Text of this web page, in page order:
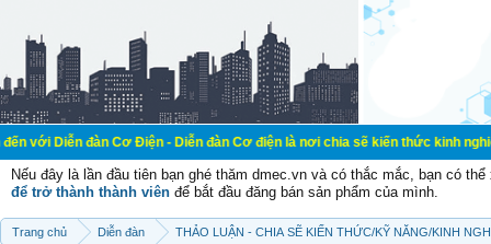
đàn Cơ Điện - Diễn đàn Cơ điện là nơi chia sẽ kiến thức kinh nghiệm
Nếu đây là lần đầu tiên bạn ghé thăm dmec.vn và có thắc mắc, bạn có
để trở thành thành viên để bắt đầu đăng bán sản phẩm của mình.
Trang chủ Diễn đàn THẢO LUẬN - CHIA SẼ KIẾN THỨC/KỸ NĂNG/KINH